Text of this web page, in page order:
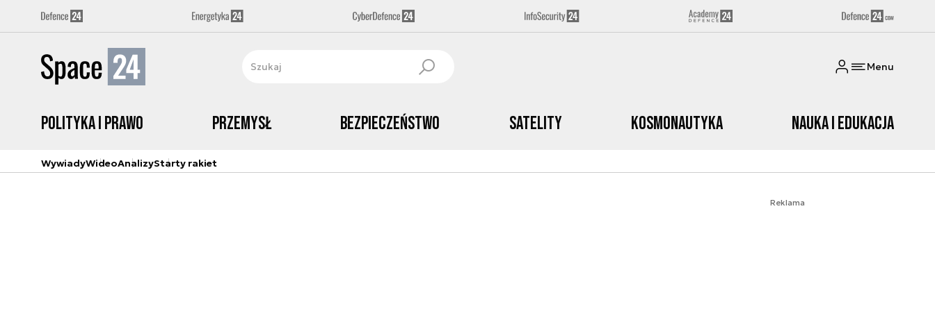
Menu
Polityka i prawo Przemysł Bezpieczeństwo Satelity Kosmonautyka Nauka i edukacja
WywiadyWideoAnalizyStarty rakiet
Reklama